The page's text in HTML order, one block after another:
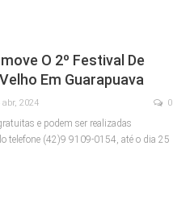
O 2º Festival De
Em Guarapuava
abr, 2024 0
e podem ser realizadas
telefone (42)9 9109-0154, até o dia 25